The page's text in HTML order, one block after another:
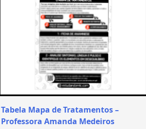
Tabela Mapa de Tratamentos –
Professora Amanda Medeiros